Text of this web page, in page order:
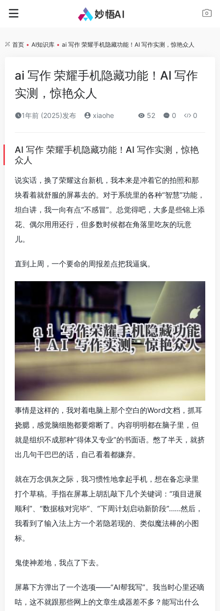
首页 • AI知识库 • ai 写作 荣耀手机隐藏功能！AI 写作实测，惊艳众人
ai 写作 荣耀手机隐藏功能！AI 写作
实测，惊艳众人
1年前 (2025)发布 xiaohe 52 0 0
AI 写作 荣耀手机隐藏功能！AI 写作实测，惊艳
众人
说实话，换了荣耀这台新机，我本来是冲着它的拍照和那
块看着就舒服的屏幕去的。对于系统里的各种“智慧”功能，
坦白讲，我一向有点“不感冒”。总觉得吧，大多是些锦上添
花、偶尔用用还行，但多数时候都在角落里吃灰的玩意
儿。
直到上周，一个要命的周报差点把我逼疯。
事情是这样的，我对着电脑上那个空白的Word文档，抓耳
挠腮，感觉脑细胞都要熔断了。内容明明都在脑子里，但
就是组织不成那种“得体又专业”的书面语。憋了半天，就挤
出几句干巴巴的话，自己看着都嫌弃。
就在万念俱灰之际，我习惯性地拿起手机，想在备忘录里
打个草稿。手指在屏幕上胡乱敲下几个关键词：“项目进展
顺利”、“数据核对完毕”、“下周计划启动新阶段”……然后，
我看到了输入法上方一个若隐若现的、类似魔法棒的小图
标。
鬼使神差地，我点了下去。
屏幕下方弹出了一个选项——“AI帮我写”。我当时心里还嘀
咕，这不就跟那些网上的文章生成器差不多？能写出什么